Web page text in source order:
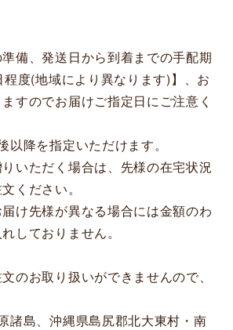
備、発送日から到着までの手配期
度(地域により異なります)】、お
すのでお届けご指定日にご注意く
以降を指定いただけます。
りいただく場合は、先様の在宅状況
ください。
届け先様が異なる場合には金額のわ
しておりません。
のお取り扱いができませんので、
諸島、沖縄県島尻郡北大東村・南